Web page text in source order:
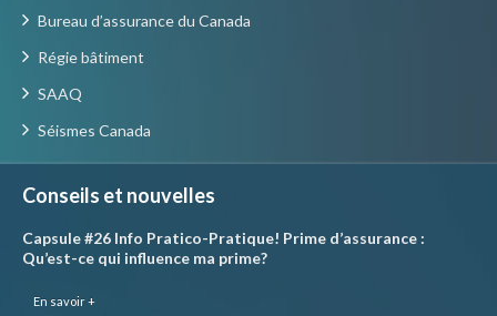
Bureau d’assurance du Canada
Régie bâtiment
SAAQ
Séismes Canada
Conseils et nouvelles
Capsule #26 Info Pratico-Pratique! Prime d’assurance :
Qu’est-ce qui influence ma prime?
En savoir +